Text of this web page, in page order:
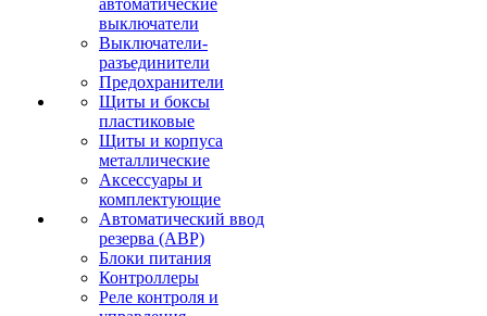
автоматические
выключатели
Выключатели-
разъединители
Предохранители
Щиты и боксы
пластиковые
Щиты и корпуса
металлические
Аксессуары и
комплектующие
Автоматический ввод
резерва (АВР)
Блоки питания
Контроллеры
Реле контроля и